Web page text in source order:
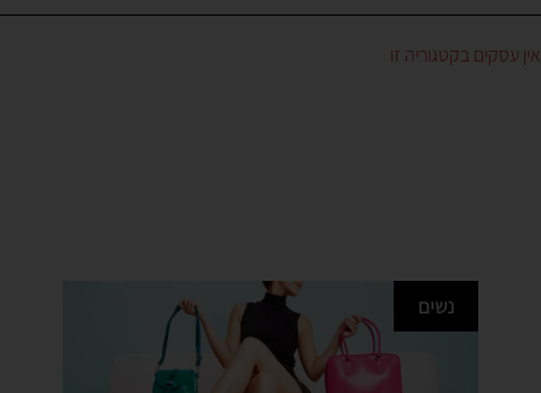
אין עסקים בקטגוריה זו
נשים